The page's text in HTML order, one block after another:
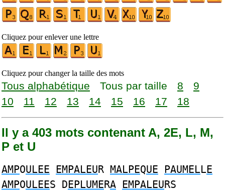
Cliquez pour enlever une lettre
Cliquez pour changer la taille des mots
Tous alphabétique Tous par taille 8
9
10
11 12 13 14 15 16 17 18
Il y a 403 mots contenant A, 2E, L, M,
P et U
AMPOULEE EMPALEUR MALPEQUE PAUMELLE
AMPOULEES DEPLUMERA EMPALEURS